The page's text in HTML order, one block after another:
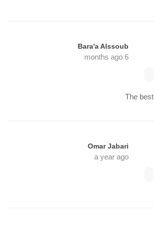
Bara'a Alssoub
6 months ago
The best
Omar Jabari
a year ago